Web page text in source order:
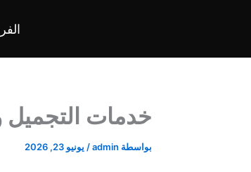
خدمات التجميل
بواسطة admin
/ يونيو 23, 2026